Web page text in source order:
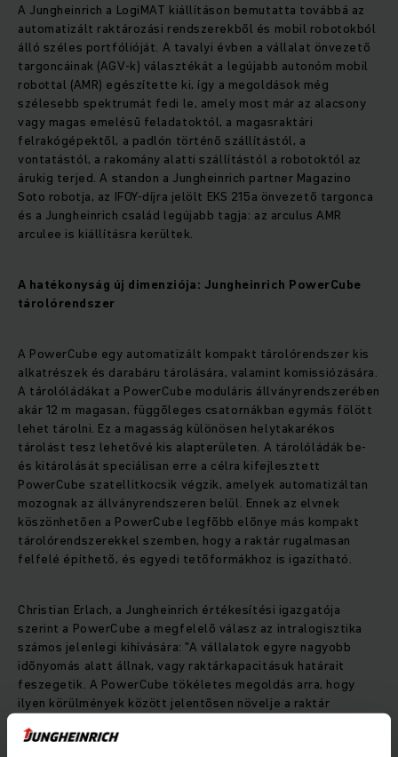
A Jungheinrich a LogiMAT kiállításon bemutatta továbbá az
automatizált raktározási rendszerekből és mobil robotokból
álló széles portfólióját. A tavalyi évben a vállalat önvezető
targoncáinak (AGV-k) választékát a legújabb autonóm mobil
robottal (AMR) egészítette ki, így a megoldások még
szélesebb spektrumát fedi le, amely most már az alacsony
vagy magas emelésű feladatoktól, a magasraktári
felrakógépektől, a padlón történő szállítástól, a
vontatástól, a rakomány alatti szállítástól a robotoktól az
árukig terjed. A standon a Jungheinrich partner Magazino
Soto robotja, az IFOY-díjra jelölt EKS 215a önvezető targonca
és a Jungheinrich család legújabb tagja: az arculus AMR
arculee is kiállításra kerültek.
A hatékonyság új dimenziója: Jungheinrich PowerCube
tárolórendszer
A PowerCube egy automatizált kompakt tárolórendszer kis
alkatrészek és darabáru tárolására, valamint komissiózására.
A tárolóládákat a PowerCube moduláris állványrendszerében
akár 12 m magasan, függőleges csatornákban egymás fölött
lehet tárolni. Ez a magasság különösen helytakarékos
tárolást tesz lehetővé kis alapterületen. A tárolóládák be-
és kitárolását speciálisan erre a célra kifejlesztett
PowerCube szatellitkocsik végzik, amelyek automatizáltan
mozognak az állványrendszeren belül. Ennek az elvnek
köszönhetően a PowerCube legfőbb előnye más kompakt
tárolórendszerekkel szemben, hogy a raktár rugalmasan
felfelé építhető, és egyedi tetőformákhoz is igazítható.
Christian Erlach, a Jungheinrich értékesítési igazgatója
szerint a PowerCube a megfelelő válasz az intralogisztika
számos jelenlegi kihívására: "A vállalatok egyre nagyobb
időnyomás alatt állnak, vagy raktárkapacitásuk határait
feszegetik. A PowerCube tökéletes megoldás arra, hogy
ilyen körülmények között jelentősen növelje a raktár
versenyképességét. Rendkívül kompakt kialakításának és